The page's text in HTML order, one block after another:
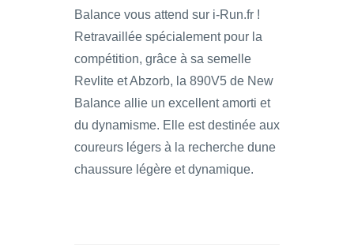
Balance vous attend sur i-Run.fr !
Retravaillée spécialement pour la
compétition, grâce à sa semelle
Revlite et Abzorb, la 890V5 de New
Balance allie un excellent amorti et
du dynamisme. Elle est destinée aux
coureurs légers à la recherche dune
chaussure légère et dynamique.